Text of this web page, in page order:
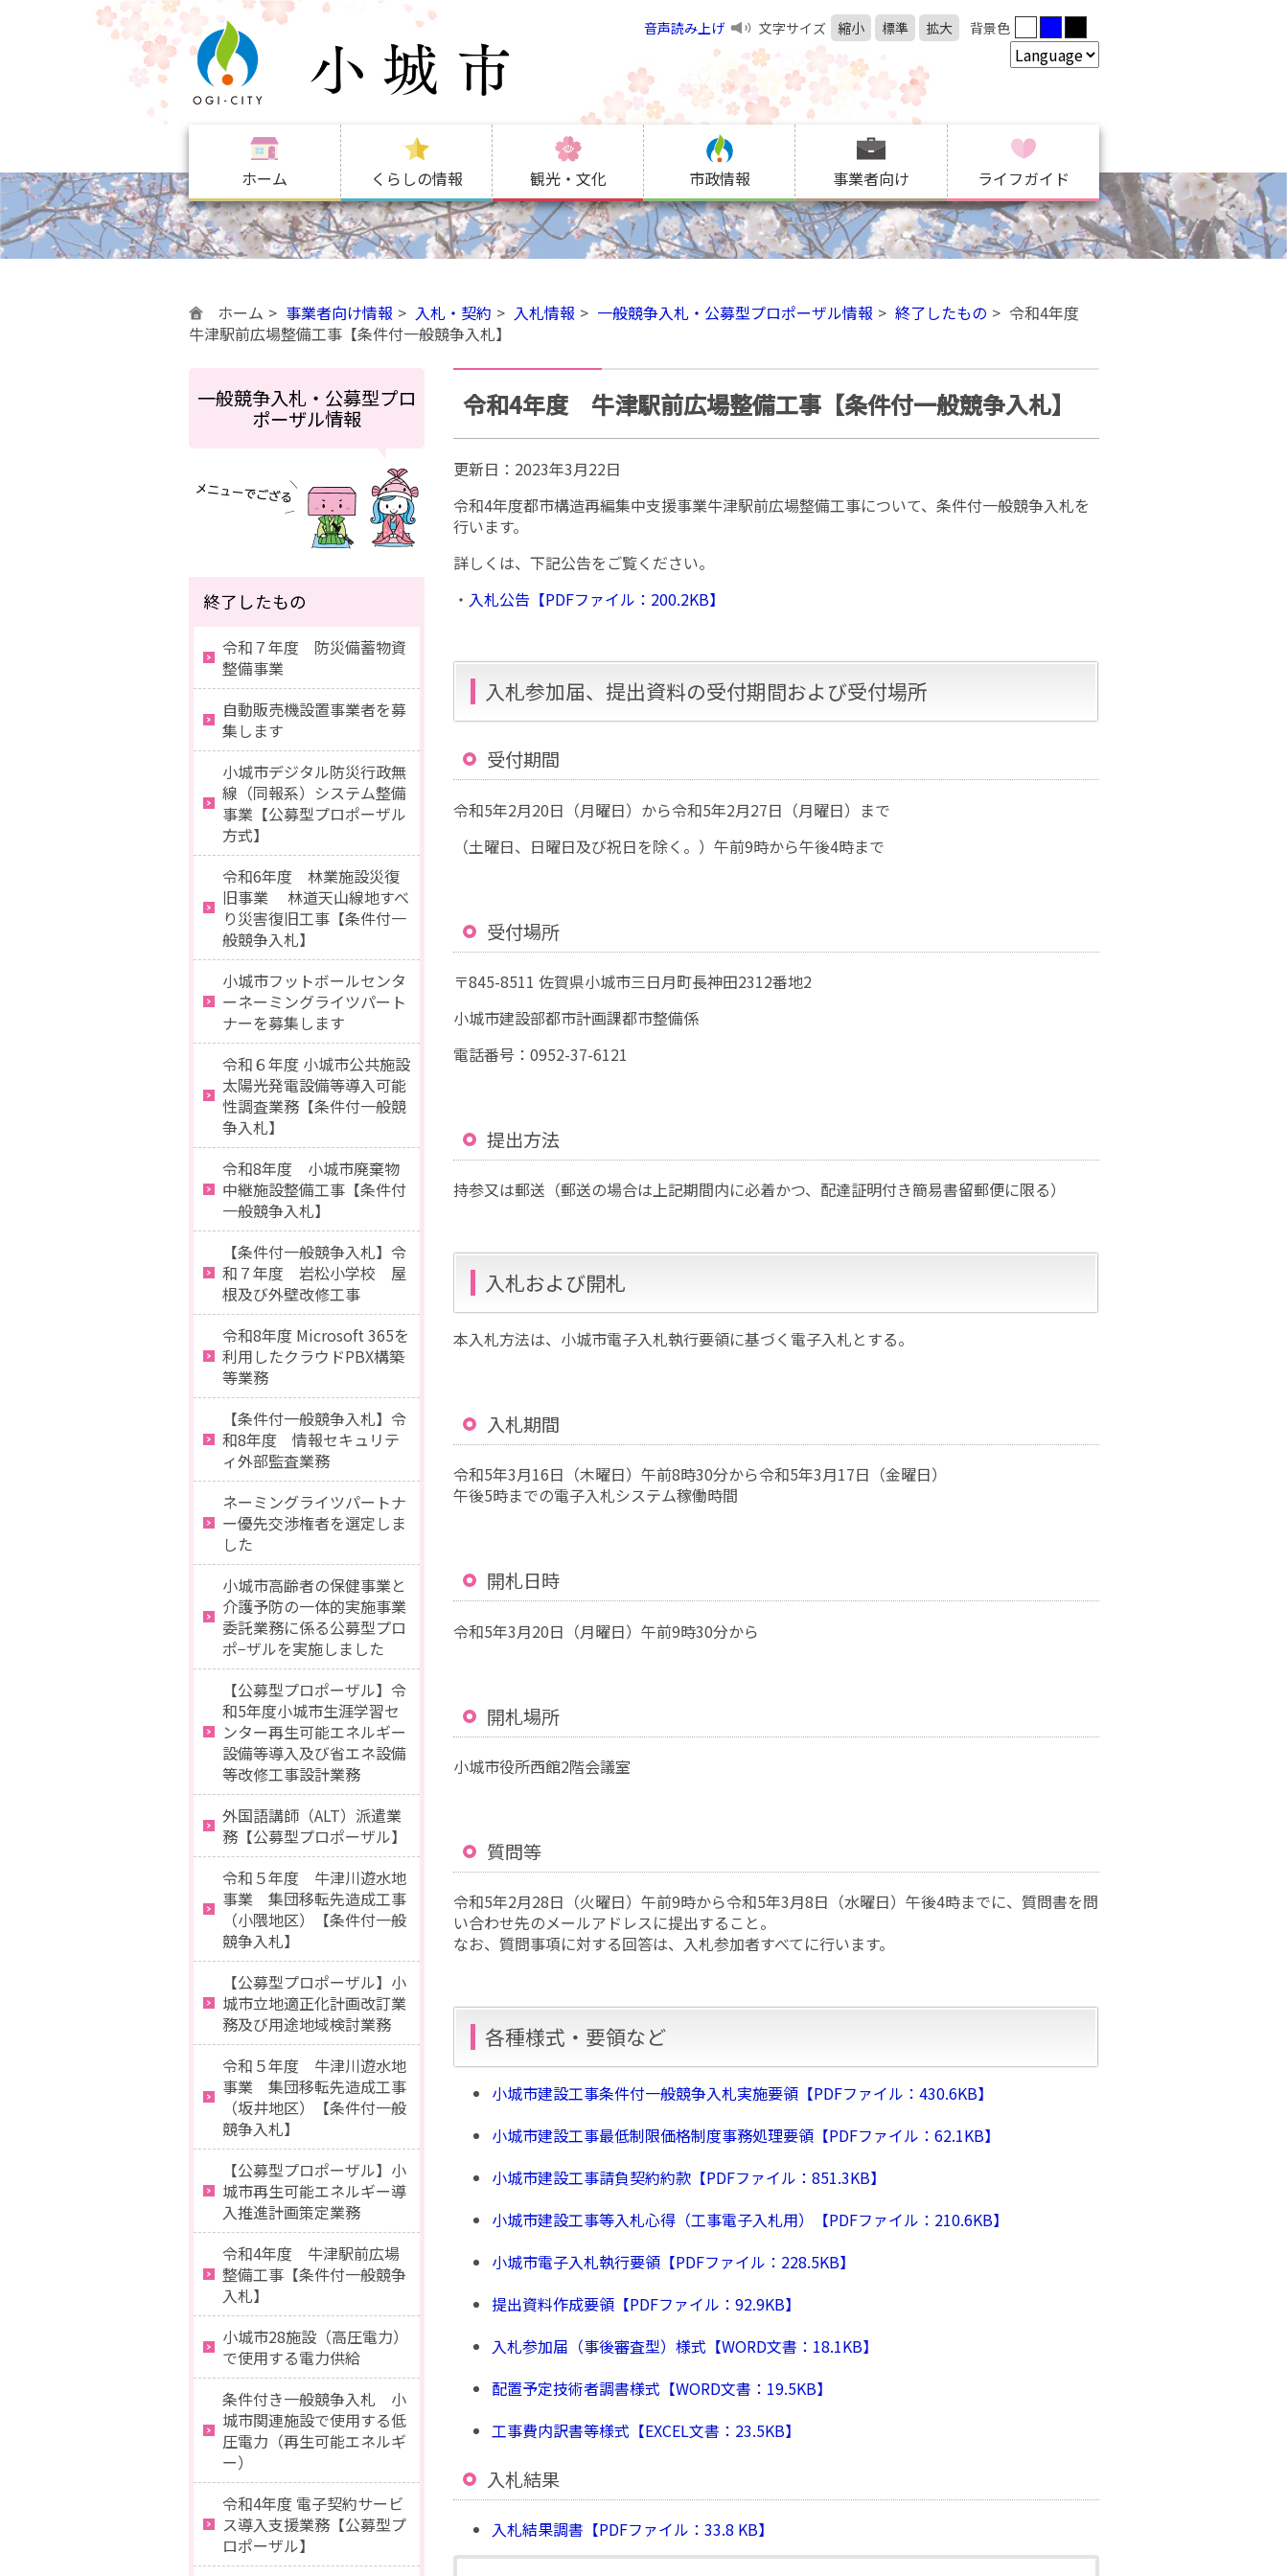
音声読み上げ 文字サイズ 縮小 標準 拡大 背景色
ホーム くらしの情報 観光・文化 市政情報 事業者向け ライフガイド
ホーム 事業者向け情報 入札・契約 入札情報 一般競争入札・公募型プロポーザル情報 終了したもの
令和4年度
牛津駅前広場整備工事【条件付一般競争入札】
令和4年度 牛津駅前広場整備工事【条件付一般競争入札】
更新日： 2023年3月22日
令和4年度都市構造再編集中支援事業牛津駅前広場整備工事について、条件付一般競争入札を
行います。
詳しくは、下記公告をご覧ください。
・ 入札公告【PDFファイル：200.2KB】
入札参加届、提出資料の受付期間および受付場所
受付期間
令和5年2月20日（月曜日）から令和5年2月27日（月曜日）まで
（土曜日、日曜日及び祝日を除く。）午前9時から午後4時まで
受付場所
〒845-8511 佐賀県小城市三日月町長神田2312番地2
小城市建設部都市計画課都市整備係
電話番号：0952-37-6121
提出方法
持参又は郵送（郵送の場合は上記期間内に必着かつ、配達証明付き簡易書留郵便に限る）
入札および開札
本入札方法は、小城市電子入札執行要領に基づく電子入札とする。
入札期間
令和5年3月16日（木曜日）午前8時30分から令和5年3月17日（金曜日）
午後5時までの電子入札システム稼働時間
開札日時
令和5年3月20日（月曜日）午前9時30分から
開札場所
小城市役所西館2階会議室
質問等
令和5年2月28日（火曜日）午前9時から令和5年3月8日（水曜日）午後4時までに、質問書を問
い合わせ先のメールアドレスに提出すること。
なお、質問事項に対する回答は、入札参加者すべてに行います。
各種様式・要領など
小城市建設工事条件付一般競争入札実施要領【PDFファイル：430.6KB】
小城市建設工事最低制限価格制度事務処理要領【PDFファイル：62.1KB】
小城市建設工事請負契約約款【PDFファイル：851.3KB】
小城市建設工事等入札心得（工事電子入札用）【PDFファイル：210.6KB】
小城市電子入札執行要領【PDFファイル：228.5KB】
提出資料作成要領【PDFファイル：92.9KB】
入札参加届（事後審査型）様式【WORD文書：18.1KB】
配置予定技術者調書様式【WORD文書：19.5KB】
工事費内訳書等様式【EXCEL文書：23.5KB】
入札結果
入札結果調書【PDFファイル：33.8 KB】
一般競争入札・公募型プロ
ポーザル情報
終了したもの
令和７年度 防災備蓄物資
整備事業
自動販売機設置事業者を募
集します
小城市デジタル防災行政無
線（同報系）システム整備
事業【公募型プロポーザル
方式】
令和6年度 林業施設災復
旧事業 林道天山線地すべ
り災害復旧工事【条件付一
般競争入札】
小城市フットボールセンタ
ーネーミングライツパート
ナーを募集します
令和６年度 小城市公共施設
太陽光発電設備等導入可能
性調査業務【条件付一般競
争入札】
令和8年度 小城市廃棄物
中継施設整備工事【条件付
一般競争入札】
【条件付一般競争入札】令
和７年度 岩松小学校 屋
根及び外壁改修工事
令和8年度 Microsoft 365を
利用したクラウドPBX構築
等業務
【条件付一般競争入札】令
和8年度 情報セキュリテ
ィ外部監査業務
ネーミングライツパートナ
ー優先交渉権者を選定しま
した
小城市高齢者の保健事業と
介護予防の一体的実施事業
委託業務に係る公募型プロ
ポ−ザルを実施しました
【公募型プロポーザル】令
和5年度小城市生涯学習セ
ンター再生可能エネルギー
設備等導入及び省エネ設備
等改修工事設計業務
外国語講師（ALT）派遣業
務【公募型プロポーザル】
令和５年度 牛津川遊水地
事業 集団移転先造成工事
（小隈地区）【条件付一般
競争入札】
【公募型プロポーザル】小
城市立地適正化計画改訂業
務及び用途地域検討業務
令和５年度 牛津川遊水地
事業 集団移転先造成工事
（坂井地区）【条件付一般
競争入札】
【公募型プロポーザル】小
城市再生可能エネルギー導
入推進計画策定業務
令和4年度 牛津駅前広場
整備工事【条件付一般競争
入札】
小城市28施設（高圧電力）
で使用する電力供給
条件付き一般競争入札 小
城市関連施設で使用する低
圧電力（再生可能エネルギ
ー）
令和4年度 電子契約サービ
ス導入支援業務【公募型プ
ロポーザル】